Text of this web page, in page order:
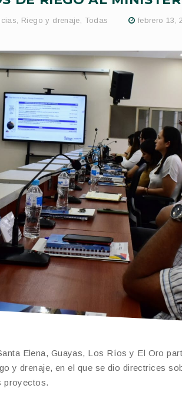
, Riego y drenaje, Todas febrero 13,
Elena, Guayas, Los Ríos y El Oro
y drenaje, en el que se dio directrices
proyectos.